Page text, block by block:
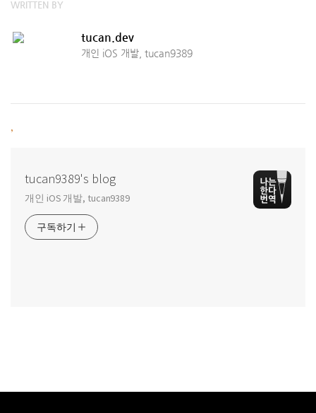
WRITTEN BY
tucan.dev
개인 iOS 개발, tucan9389
tucan9389's blog
개인 iOS 개발, tucan9389
구독하기